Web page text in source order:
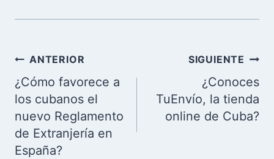
Navegación
de
entradas
ANTERIOR
¿Cómo favorece a
los cubanos el
nuevo Reglamento
de Extranjería en
España?
SIGUIENTE
¿Conoces
TuEnvío, la tienda
online de Cuba?